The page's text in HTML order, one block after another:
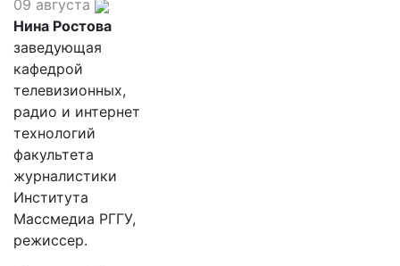
09 августа
Нина Ростова
заведующая
кафедрой
телевизионных,
радио и интернет
технологий
факультета
журналистики
Института
Массмедиа РГГУ,
режиссер.